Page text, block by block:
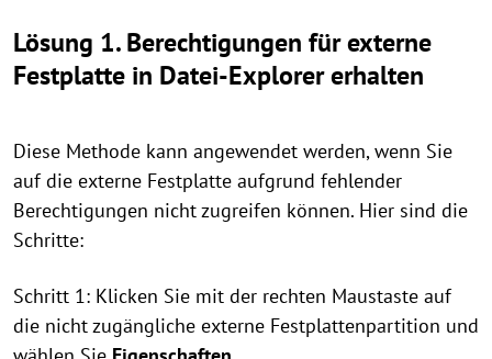
Lösung 1. Berechtigungen für externe
Festplatte in Datei-Explorer erhalten
Diese Methode kann angewendet werden, wenn Sie
auf die externe Festplatte aufgrund fehlender
Berechtigungen nicht zugreifen können. Hier sind die
Schritte:
Schritt 1: Klicken Sie mit der rechten Maustaste auf
die nicht zugängliche externe Festplattenpartition und